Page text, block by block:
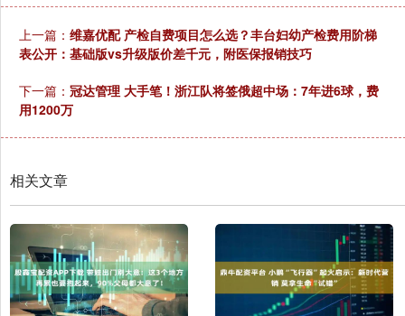
上一篇： 维嘉优配 产检自费项目怎么选？丰台妇幼产检费用阶梯
表公开：基础版vs升级版价差千元，附医保报销技巧
下一篇： 冠达管理 大手笔！浙江队将签俄超中场：7年进6球，费
用1200万
相关文章